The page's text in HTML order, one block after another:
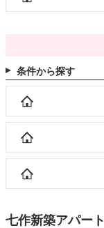
条件から探す
七作新築アパート